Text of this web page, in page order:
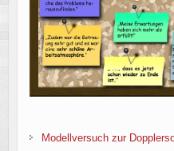
Modellversuch zur